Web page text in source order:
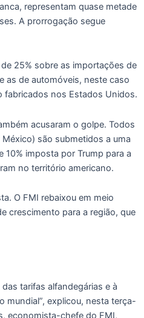
representam quase metade
A prorrogação segue
25% sobre as importações de
as de automóveis, neste caso
fabricados nos Estados Unidos.
acusaram o golpe. Todos
são submetidos a uma
10% imposta por Trump para a
no território americano.
O FMI rebaixou em meio
crescimento para a região, que
tarifas alfandegárias e à
mundial”, explicou, nesta terça-
economista-chefe do FMI,